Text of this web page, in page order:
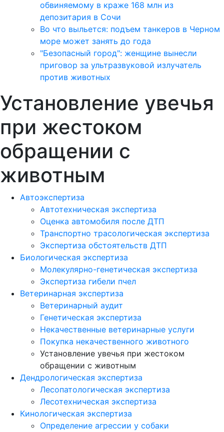
обвиняемому в краже 168 млн из
депозитария в Сочи
Во что выльется: подъем танкеров в Черном
море может занять до года
"Безопасный город": женщине вынесли
приговор за ультразвуковой излучатель
против животных
Установление увечья
при жестоком
обращении с
животным
Автоэкспертиза
Автотехническая экспертиза
Оценка автомобиля после ДТП
Транспортно трасологическая экспертиза
Экспертиза обстоятельств ДТП
Биологическая экспертиза
Молекулярно-генетическая экспертиза
Экспертиза гибели пчел
Ветеринарная экспертиза
Ветеринарный аудит
Генетическая экспертиза
Некачественные ветеринарные услуги
Покупка некачественного животного
Установление увечья при жестоком
обращении с животным
Дендрологическая экспертиза
Лесопатологическая экспертиза
Лесотехническая экспертиза
Кинологическая экспертиза
Определение агрессии у собаки